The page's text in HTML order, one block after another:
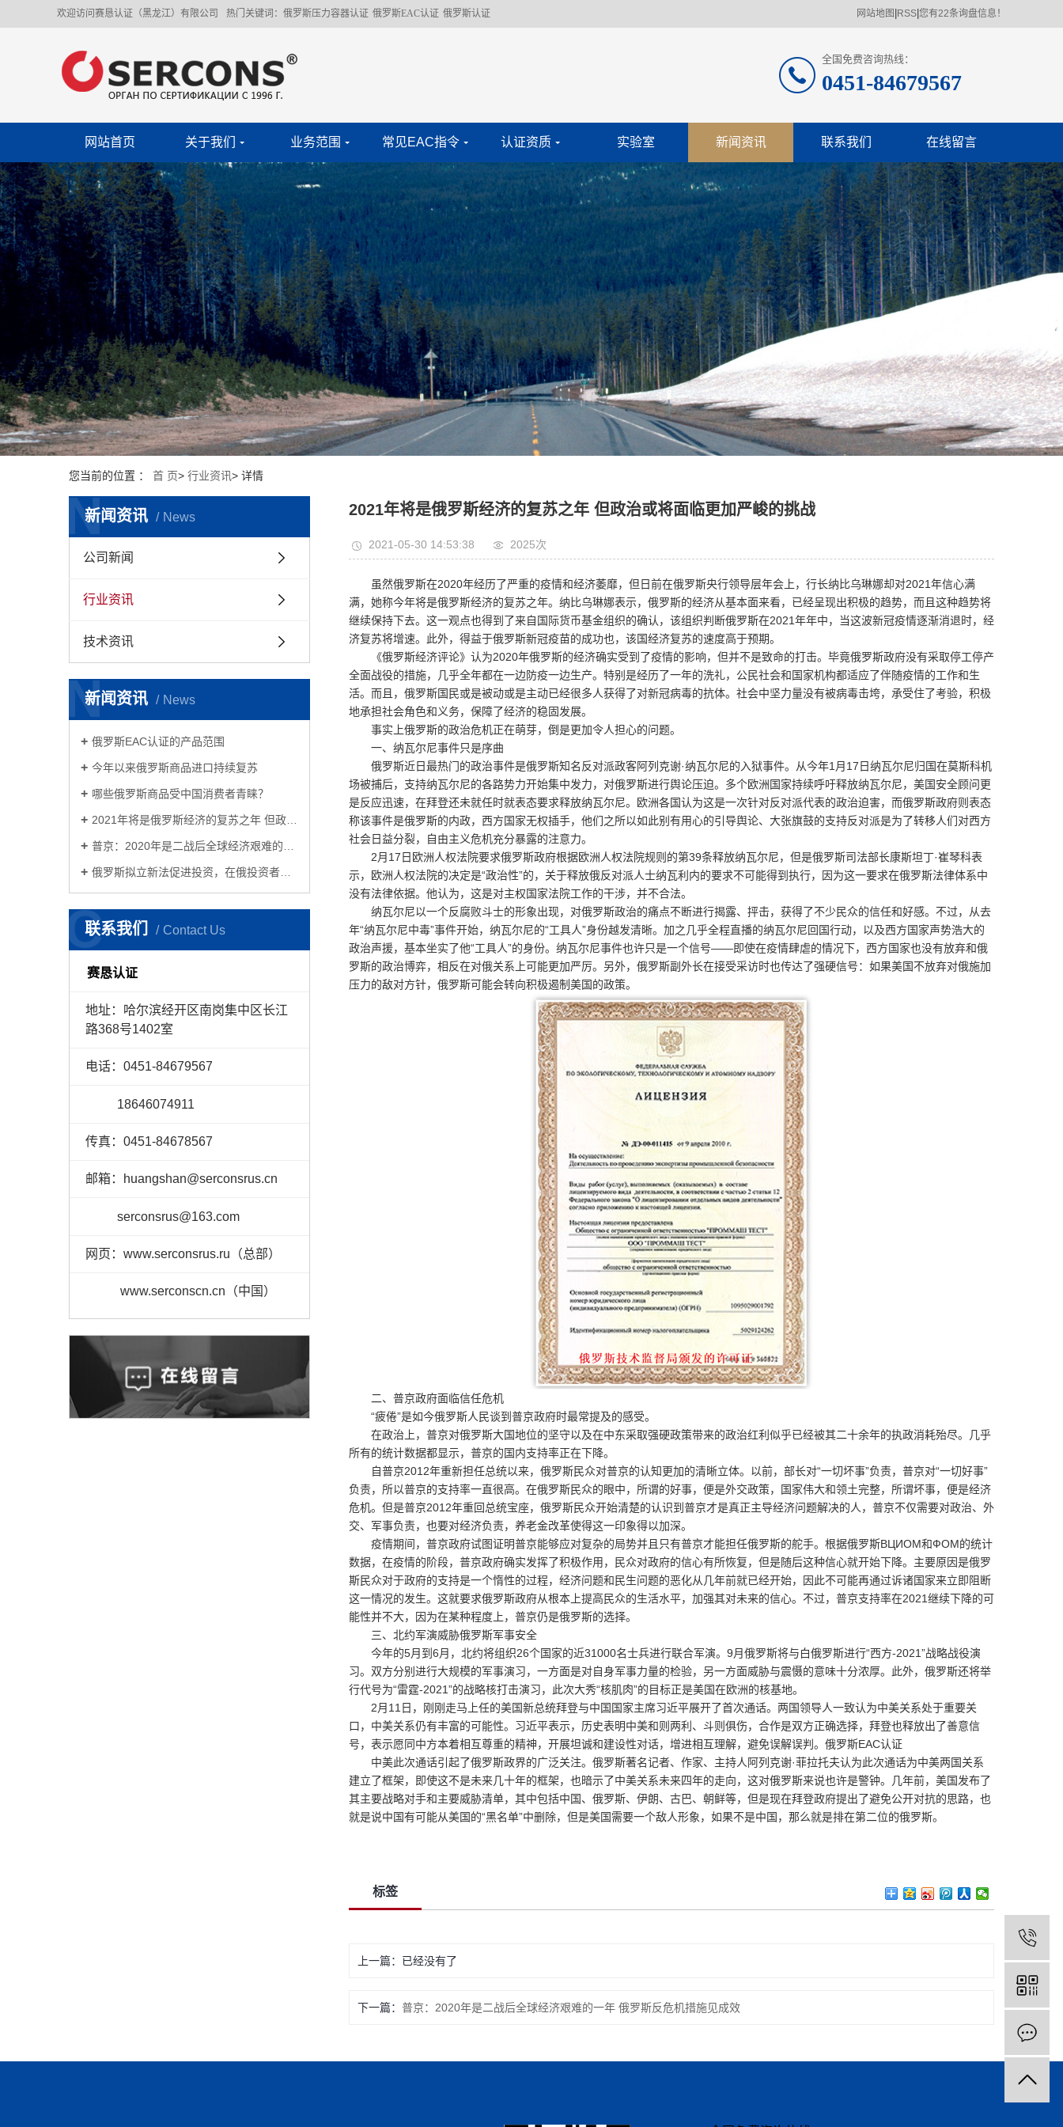
欢迎访问赛恳认证（黑龙江）有限公司 热门关键词： 俄罗斯压力容器认证 俄罗斯EAC认证 俄罗斯认证 网站地图 RSS 您有22条询盘信息！
全国免费咨询热线：
0451-84679567
网站首页 关于我们 业务范围 常见EAC指令 认证资质 实验室 新闻资讯 联系我们 在线留言
您当前的位置 ： 首 页> 行业资讯> 详情
新闻资讯 News
N
公司新闻
行业资讯
技术资讯
新闻资讯 News
N
俄罗斯EAC认证的产品范围
今年以来俄罗斯商品进口持续复苏
哪些俄罗斯商品受中国消费者青睐？
2021年将是俄罗斯经济的复苏之年 但政治或将面临更加严峻的挑战
普京：2020年是二战后全球经济艰难的一年 俄罗斯反危机措施见成效
俄罗斯拟立新法促进投资，在俄投资者的春天来了！
联系我们 Contact Us
C
赛恳认证
地址： 哈尔滨经开区南岗集中区长江
路368号1402室
电话：0451-84679567
18646074911
传真：0451-84678567
邮箱：huangshan@serconsrus.cn
serconsrus@163.com
网页：www.serconsrus.ru（总部）
www.serconscn.cn（中国）
2021年将是俄罗斯经济的复苏之年 但政治或将面临更加严峻的挑战
2021-05-30 14:53:38 2025次
虽然俄罗斯在2020年经历了严重的疫情和经济萎靡，但日前在俄罗斯央行领导层年会上，行长纳比乌琳娜却对2021年信心满
满，她称今年将是俄罗斯经济的复苏之年。纳比乌琳娜表示，俄罗斯的经济从基本面来看，已经呈现出积极的趋势，而且这种趋势将
继续保持下去。这一观点也得到了来自国际货币基金组织的确认，该组织判断俄罗斯在2021年年中，当这波新冠疫情逐渐消退时，经
济复苏将增速。此外，得益于俄罗斯新冠疫苗的成功也，该国经济复苏的速度高于预期。
《俄罗斯经济评论》认为2020年俄罗斯的经济确实受到了疫情的影响，但并不是致命的打击。毕竟俄罗斯政府没有采取停工停产
全面战役的措施，几乎全年都在一边防疫一边生产。特别是经历了一年的洗礼，公民社会和国家机构都适应了伴随疫情的工作和生
活。而且，俄罗斯国民或是被动或是主动已经很多人获得了对新冠病毒的抗体。社会中坚力量没有被病毒击垮，承受住了考验，积极
地承担社会角色和义务，保障了经济的稳固发展。
事实上俄罗斯的政治危机正在萌芽，倒是更加令人担心的问题。
一、纳瓦尔尼事件只是序曲
俄罗斯近日最热门的政治事件是俄罗斯知名反对派政客阿列克谢·纳瓦尔尼的入狱事件。从今年1月17日纳瓦尔尼归国在莫斯科机
场被捕后，支持纳瓦尔尼的各路势力开始集中发力，对俄罗斯进行舆论压迫。多个欧洲国家持续呼吁释放纳瓦尔尼，美国安全顾问更
是反应迅速，在拜登还未就任时就表态要求释放纳瓦尔尼。欧洲各国认为这是一次针对反对派代表的政治迫害，而俄罗斯政府则表态
称该事件是俄罗斯的内政，西方国家无权插手，他们之所以如此别有用心的引导舆论、大张旗鼓的支持反对派是为了转移人们对西方
社会日益分裂，自由主义危机充分暴露的注意力。
2月17日欧洲人权法院要求俄罗斯政府根据欧洲人权法院规则的第39条释放纳瓦尔尼，但是俄罗斯司法部长康斯坦丁·崔琴科表
示，欧洲人权法院的决定是“政治性”的，关于释放俄反对派人士纳瓦利内的要求不可能得到执行，因为这一要求在俄罗斯法律体系中
没有法律依据。他认为，这是对主权国家法院工作的干涉，并不合法。
纳瓦尔尼以一个反腐败斗士的形象出现，对俄罗斯政治的痛点不断进行揭露、抨击，获得了不少民众的信任和好感。不过，从去
年“纳瓦尔尼中毒”事件开始，纳瓦尔尼的“工具人”身份越发清晰。加之几乎全程直播的纳瓦尔尼回国行动，以及西方国家声势浩大的
政治声援，基本坐实了他“工具人”的身份。纳瓦尔尼事件也许只是一个信号——即使在疫情肆虐的情况下，西方国家也没有放弃和俄
罗斯的政治博弈，相反在对俄关系上可能更加严厉。另外，俄罗斯副外长在接受采访时也传达了强硬信号：如果美国不放弃对俄施加
压力的敌对方针，俄罗斯可能会转向积极遏制美国的政策。
二、普京政府面临信任危机
“疲倦”是如今俄罗斯人民谈到普京政府时最常提及的感受。
在政治上，普京对俄罗斯大国地位的坚守以及在中东采取强硬政策带来的政治红利似乎已经被其二十余年的执政消耗殆尽。几乎
所有的统计数据都显示，普京的国内支持率正在下降。
自普京2012年重新担任总统以来，俄罗斯民众对普京的认知更加的清晰立体。以前，部长对“一切坏事”负责，普京对“一切好事”
负责，所以普京的支持率一直很高。在俄罗斯民众的眼中，所谓的好事，便是外交政策，国家伟大和领土完整，所谓坏事，便是经济
危机。但是普京2012年重回总统宝座，俄罗斯民众开始清楚的认识到普京才是真正主导经济问题解决的人，普京不仅需要对政治、外
交、军事负责，也要对经济负责，养老金改革使得这一印象得以加深。
疫情期间，普京政府试图证明普京能够应对复杂的局势并且只有普京才能担任俄罗斯的舵手。根据俄罗斯ВЦИОМ和ФОМ的统计
数据，在疫情的阶段，普京政府确实发挥了积极作用，民众对政府的信心有所恢复，但是随后这种信心就开始下降。主要原因是俄罗
斯民众对于政府的支持是一个惰性的过程，经济问题和民生问题的恶化从几年前就已经开始，因此不可能再通过诉诸国家来立即阻断
这一情况的发生。这就要求俄罗斯政府从根本上提高民众的生活水平，加强其对未来的信心。不过，普京支持率在2021继续下降的可
能性并不大，因为在某种程度上，普京仍是俄罗斯的选择。
三、北约军演威胁俄罗斯军事安全
今年的5月到6月，北约将组织26个国家的近31000名士兵进行联合军演。9月俄罗斯将与白俄罗斯进行“西方-2021”战略战役演
习。双方分别进行大规模的军事演习，一方面是对自身军事力量的检验，另一方面威胁与震慑的意味十分浓厚。此外，俄罗斯还将举
行代号为“雷霆-2021”的战略核打击演习，此次大秀“核肌肉”的目标正是美国在欧洲的核基地。
2月11日，刚刚走马上任的美国新总统拜登与中国国家主席习近平展开了首次通话。两国领导人一致认为中美关系处于重要关
口，中美关系仍有丰富的可能性。习近平表示，历史表明中美和则两利、斗则俱伤，合作是双方正确选择，拜登也释放出了善意信
号，表示愿同中方本着相互尊重的精神，开展坦诚和建设性对话，增进相互理解，避免误解误判。俄罗斯EAC认证
中美此次通话引起了俄罗斯政界的广泛关注。俄罗斯著名记者、作家、主持人阿列克谢·菲拉托夫认为此次通话为中美两国关系
建立了框架，即使这不是未来几十年的框架，也暗示了中美关系未来四年的走向，这对俄罗斯来说也许是警钟。几年前，美国发布了
其主要战略对手和主要威胁清单，其中包括中国、俄罗斯、伊朗、古巴、朝鲜等，但是现在拜登政府提出了避免公开对抗的思路，也
就是说中国有可能从美国的“黑名单”中删除，但是美国需要一个敌人形象，如果不是中国，那么就是排在第二位的俄罗斯。
标签
上一篇：已经没有了
下一篇： 普京：2020年是二战后全球经济艰难的一年 俄罗斯反危机措施见成效